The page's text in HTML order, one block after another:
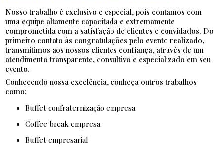
Nosso trabalho é exclusivo e especial, pois contamos com
uma equipe altamente capacitada e extremamente
comprometida com a satisfação de clientes e convidados. Do
primeiro contato às congratulações pelo evento realizado,
transmitimos aos nossos clientes confiança, através de um
atendimento transparente, consultivo e especializado em seu
evento.
Conhecendo nossa excelência, conheça outros trabalhos
como:
buffet confraternização empresa
coffee break empresa
buffet empresarial